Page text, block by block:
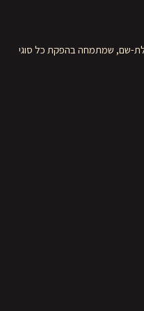
שם, שמתמחה בהפקת כל סוגי